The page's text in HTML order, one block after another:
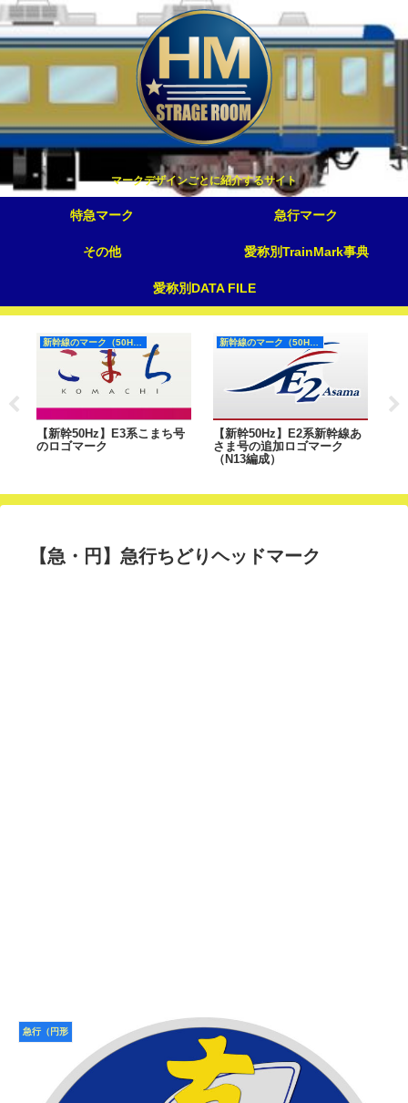
マークデザインごとに紹介するサイト
特急マーク 急行マーク
その他 愛称別TrainMark事典
愛称別DATA FILE
新幹線のマーク（50Hz）
【新幹50Hz】E3系こまち号
のロゴマーク
新幹線のマーク（50Hz）
【新幹50Hz】E2系新幹線あ
さま号の追加ロゴマーク
（N13編成）
【急・円】急行ちどりヘッドマーク
急行（円形